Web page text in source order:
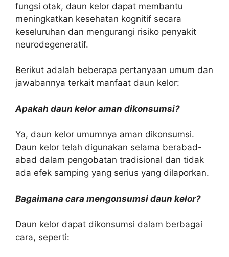
fungsi otak, daun kelor dapat membantu
meningkatkan kesehatan kognitif secara
keseluruhan dan mengurangi risiko penyakit
neurodegeneratif.
Berikut adalah beberapa pertanyaan umum dan
jawabannya terkait manfaat daun kelor:
Apakah daun kelor aman dikonsumsi?
Ya, daun kelor umumnya aman dikonsumsi.
Daun kelor telah digunakan selama berabad-
abad dalam pengobatan tradisional dan tidak
ada efek samping yang serius yang dilaporkan.
Bagaimana cara mengonsumsi daun kelor?
Daun kelor dapat dikonsumsi dalam berbagai
cara, seperti: